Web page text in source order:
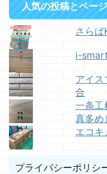
人気の投稿とページ
さら
i-
アイ
合
一条工
真多め
エコキ
プライバシーポリシ